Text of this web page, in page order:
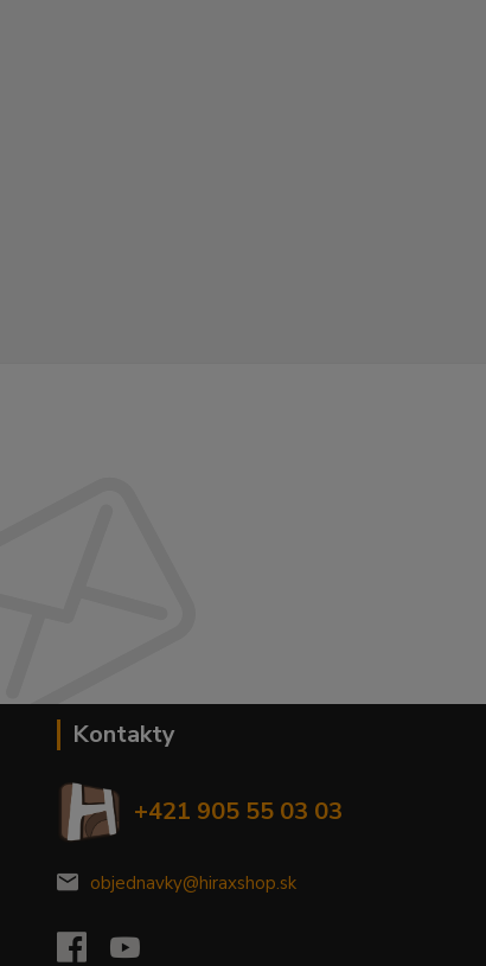
Kontakty
+421 905 55 03 03
objednavky@hiraxshop.sk